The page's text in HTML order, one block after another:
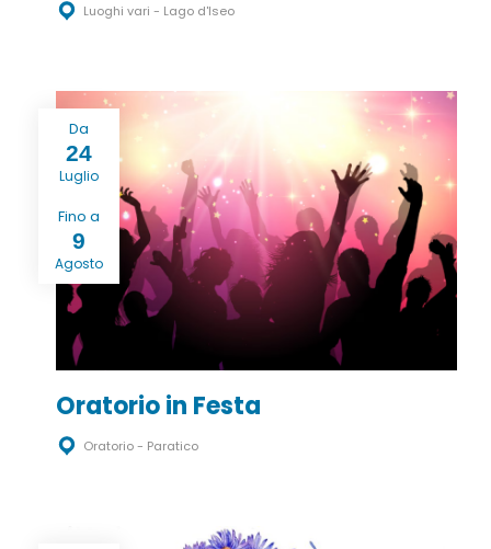
Luoghi vari - Lago d'Iseo
Da
24
Luglio
Fino a
9
Agosto
Oratorio in Festa
Oratorio - Paratico